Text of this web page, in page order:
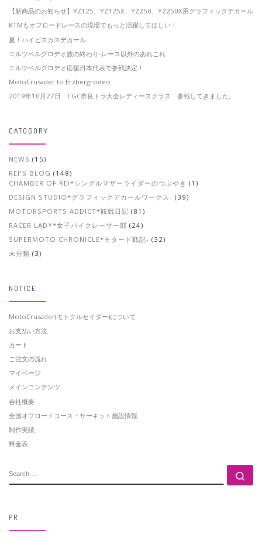
【新商品のお知らせ】YZ125、YZ125X、YZ250、YZ250X用グラフィックデカール
KTMもオフロードレースの現場でもっと活躍してほしい！
夏！ハイビスカスデカール
エルツベルグロデオ旅の終わり-レース以外のあれこれ
エルツベルグロデオ応援日本代表で参戦決定！
MotoCrusader to Erzbergrodeo
2019年10月27日 CGC奈良トラ大会レディースクラス 参戦してきました。
CATOGORY
NEWS (15)
REI'S BLOG (148)
CHAMBER OF REI*シングルマザーライダーのつぶやき (1)
DESIGN STUDIO*グラフィックデカールワークス- (39)
MOTORSPORTS ADDICT*観戦日記 (81)
RACER LADY*女子バイクレーサー部 (24)
SUPERMOTO CHRONICLE*モタード戦記- (32)
未分類 (3)
NOTICE
MotoCrusader(モトクルセイダー)について
お支払い方法
カート
ご注文の流れ
マイページ
メインコンテンツ
会社概要
全国オフロードコース・サーキット施設情報
制作実績
料金表
SEARCH
PR